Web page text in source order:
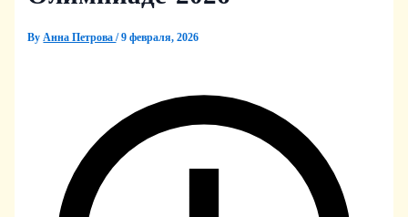
ByАнна Петрова/9 февраля, 2026